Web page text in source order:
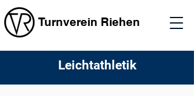
Turnverein Riehen
Leichtathletik